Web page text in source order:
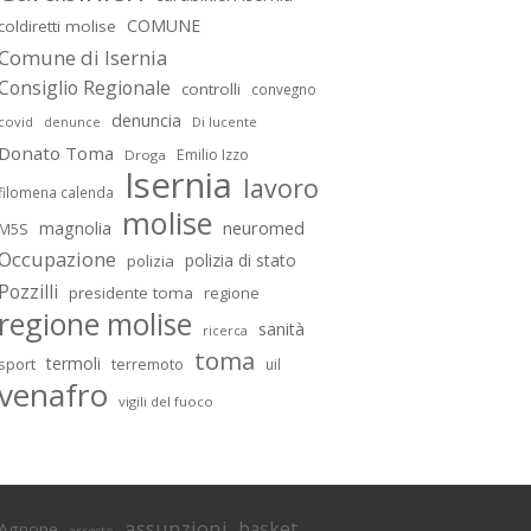
coldiretti molise COMUNE
di Isernia
Regionale controlli convegno
covid denunce denuncia Di lucente
Donato Toma Droga Emilio Izzo
calenda Isernia lavoro
M5S magnolia molise neuromed
polizia polizia di stato
Pozzilli presidente toma regione
regione molise ricerca sanità
sport termoli terremoto toma uil
vigili del fuoco